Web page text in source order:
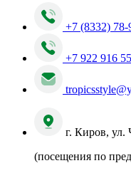
+7 (8332) 78-
+7 922 916
г. Киров, ул.
(посещения по